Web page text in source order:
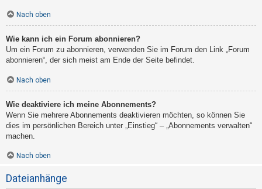
Nach oben
Wie kann ich ein Forum abonnieren?
Um ein Forum zu abonnieren, verwenden Sie im Forum den Link „Forum
abonnieren“, der sich meist am Ende der Seite befindet.
Nach oben
Wie deaktiviere ich meine Abonnements?
Wenn Sie mehrere Abonnements deaktivieren möchten, so können Sie
dies im persönlichen Bereich unter „Einstieg“ – „Abonnements verwalten“
machen.
Nach oben
Dateianhänge